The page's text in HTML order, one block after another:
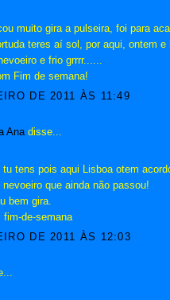
muito gira a pulseira, foi para
teres aí sol, por aqui, ontem e
e frio grrrr......
Fim de semana!
DE 2011 ÀS 11:49
Anadisse...
tu tens pois aqui Lisboa otem
que ainda não passou!
bem gira.
fim-de-semana
DE 2011 ÀS 12:03